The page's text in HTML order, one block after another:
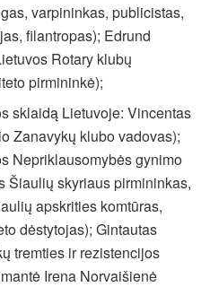
varpininkas, publicistas,
filantropas); Edrund
Rotary klubų
pirmininkė);
sklaidą Lietuvoje: Vincentas
Zanavykų klubo vadovas);
Nepriklausomybės gynimo
Šiaulių skyriaus pirmininkas,
apskrities komtūras,
dėstytojas); Gintautas
tremties ir rezistencijos
Irena Norvaišienė